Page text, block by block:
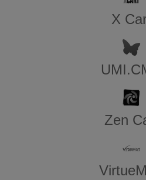
X
Zen​